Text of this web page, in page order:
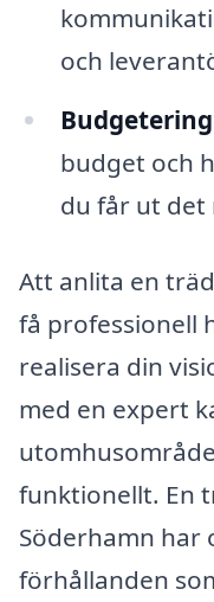
och
budget och
du får ut det
Att anlita en
få professionell
realisera din
med en expert
funktionellt. En
Söderhamn har
förhållanden